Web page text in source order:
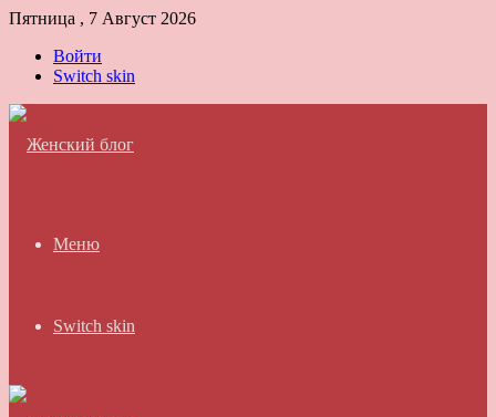
Пятница , 7 Август 2026
Войти
Switch skin
Меню
Switch skin